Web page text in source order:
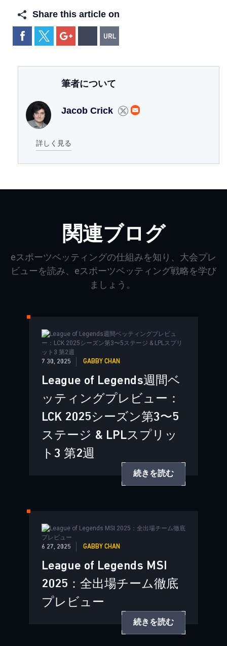
Share this article on
筆者について
Jacob Crick
詳しく見る
関連ブログ
eスポーツベッティングの仕組みを知り、大会プレ
ビューを読み、eスポーツベッティング戦略を学び
ましょう。
7 30, 2025 GABBY CHAN
League of Legends週間ベ
ッティングプレビュー：
LCK 2025シーズン第3〜5
ステージ & LPLスプリッ
ト3 第2週
続きを読む
6 27, 2025 GABBY CHAN
League of Legends MSI
2025：全出場チーム徹底
プレビュー
続きを読む